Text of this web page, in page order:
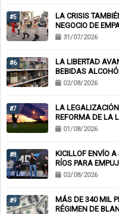
#5
LA CRISIS
NEGOCIO DE
CHEQUES
31/07/2026
#6
LA LIBERTAD
BEBIDAS
02/08/2026
#7
LA
REFORMA DE LA
01/08/2026
#8
KICILLOF ENVÍO
RÍOS PARA
02/08/2026
#9
MÁS DE 340 MIL
RÉGIMEN DE